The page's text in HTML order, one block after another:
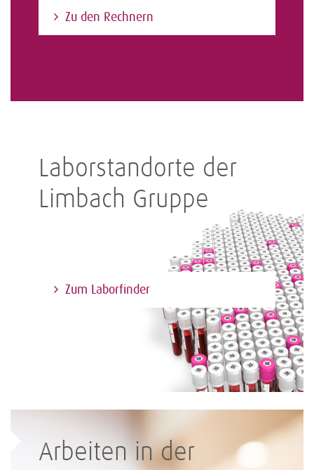
Zu den Rechnern
Laborstandorte der
Limbach Gruppe
Zum Laborfinder
Arbeiten in der